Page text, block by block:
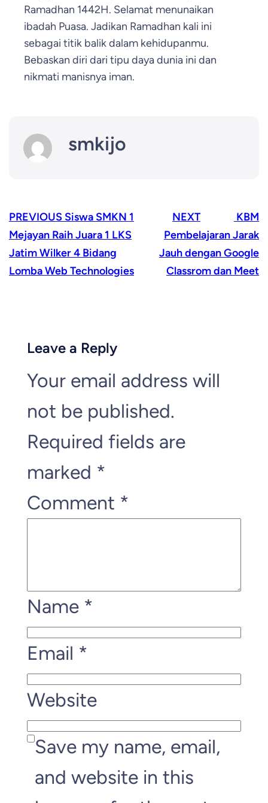
Ramadhan 1442H. Selamat menunaikan
ibadah Puasa. Jadikan Ramadhan kali ini
sebagai titik balik dalam kehidupanmu.
Bebaskan diri dari tipu daya dunia ini dan
nikmati manisnya iman.
smkijo
PREVIOUS Siswa SMKN 1
Mejayan Raih Juara 1 LKS
Jatim Wilker 4 Bidang
Lomba Web Technologies
NEXT
KBM
Pembelajaran Jarak
Jauh dengan Google
Classrom dan Meet
Leave a Reply
Your email address will
not be published.
Required fields are
marked *
Comment *
Name *
Email *
Website
Save my name, email,
and website in this